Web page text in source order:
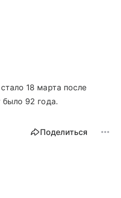
18 марта после
92 года.
Поделиться